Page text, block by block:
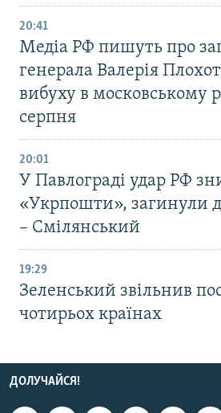
20:41
Медіа РФ пишуть про
генерала Валерія
вибуху в московському
серпня
20:01
У Павлограді удар РФ
«Укрпошти», загинули
– Смілянський
19:29
Зеленський звільнив
чотирьох країнах
ДОЛУЧАЙСЯ!